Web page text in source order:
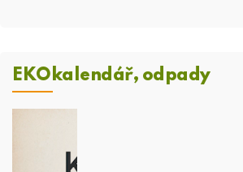
EKOkalendář, odpady